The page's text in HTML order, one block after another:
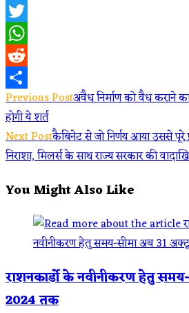
Facebook
Twitter
WhatsApp
Reddit
Share
Read
more
articles
Previous Postअवैध निर्माण को वैध कराने
होगी ये शर्त
Next Postकैबिनेट से जो निर्णय आया उससे
निराशा, मिलर्स के साथ राज्य सरकार की
You Might Also Like
राशनकार्डो के नवीनीकरण हेतु
2024 तक